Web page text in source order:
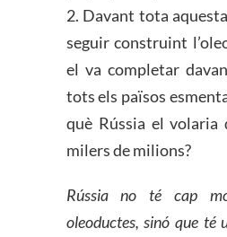
2. Davant tota
seguir construint
el va completar
tots els països
què Rússia el volaria
milers de milions?
Rússia no té cap
oleoductes, sinó que té